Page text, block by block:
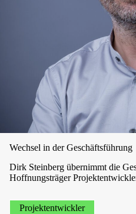
Wechsel in der Geschäftsführung
Dirk Steinberg übernimmt die
Hoffnungsträger
Projektentwickler